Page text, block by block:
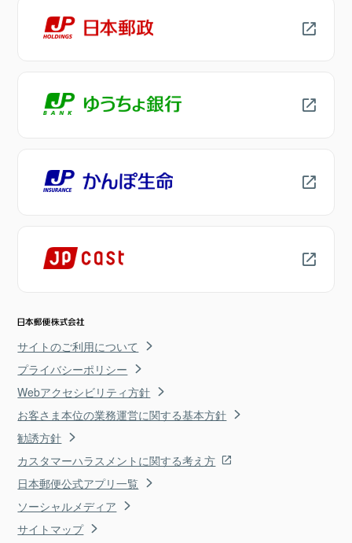
サイトのご利用について
プライバシーポリシー
Webアクセシビリティ方針
お客さま本位の業務運営に関する基本方針
勧誘方針
カスタマーハラスメントに関する考え方
日本郵便公式アプリ一覧
ソーシャルメディア
サイトマップ